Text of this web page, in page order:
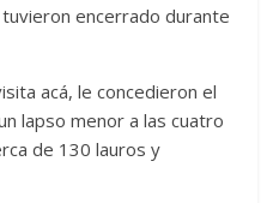
encerrado durante
acá, le concedieron el
lapso menor a las cuatro
de 130 lauros y